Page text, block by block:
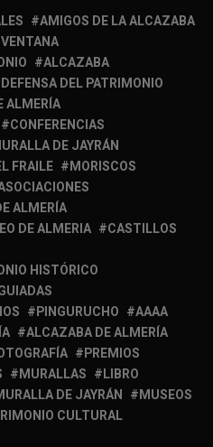
AMIGOS DE LA ALCAZABA
ALCAZABA
DEFENSA DEL PATRIMONIO
ALMERÍA
CONFERENCIAS
DE JAYRÁN
FRAILE
MORISCOS
ALMERÍA
DE ALMERIA
CASTILLOS
HISTÓRICO
PINGURUCHO
AAAA
ALCAZABA DE ALMERÍA
PREMIOS
MURALLAS
LIBRO
DE JAYRÁN
MUSEOS
CULTURAL